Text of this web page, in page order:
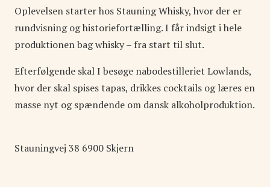
Oplevelsen starter hos Stauning Whisky, hvor der er
rundvisning og historiefortælling. I får indsigt i hele
produktionen bag whisky – fra start til slut.
Efterfølgende skal I besøge nabodestilleriet Lowlands,
hvor der skal spises tapas, drikkes cocktails og læres en
masse nyt og spændende om dansk alkoholproduktion.
Stauningvej 38 6900 Skjern